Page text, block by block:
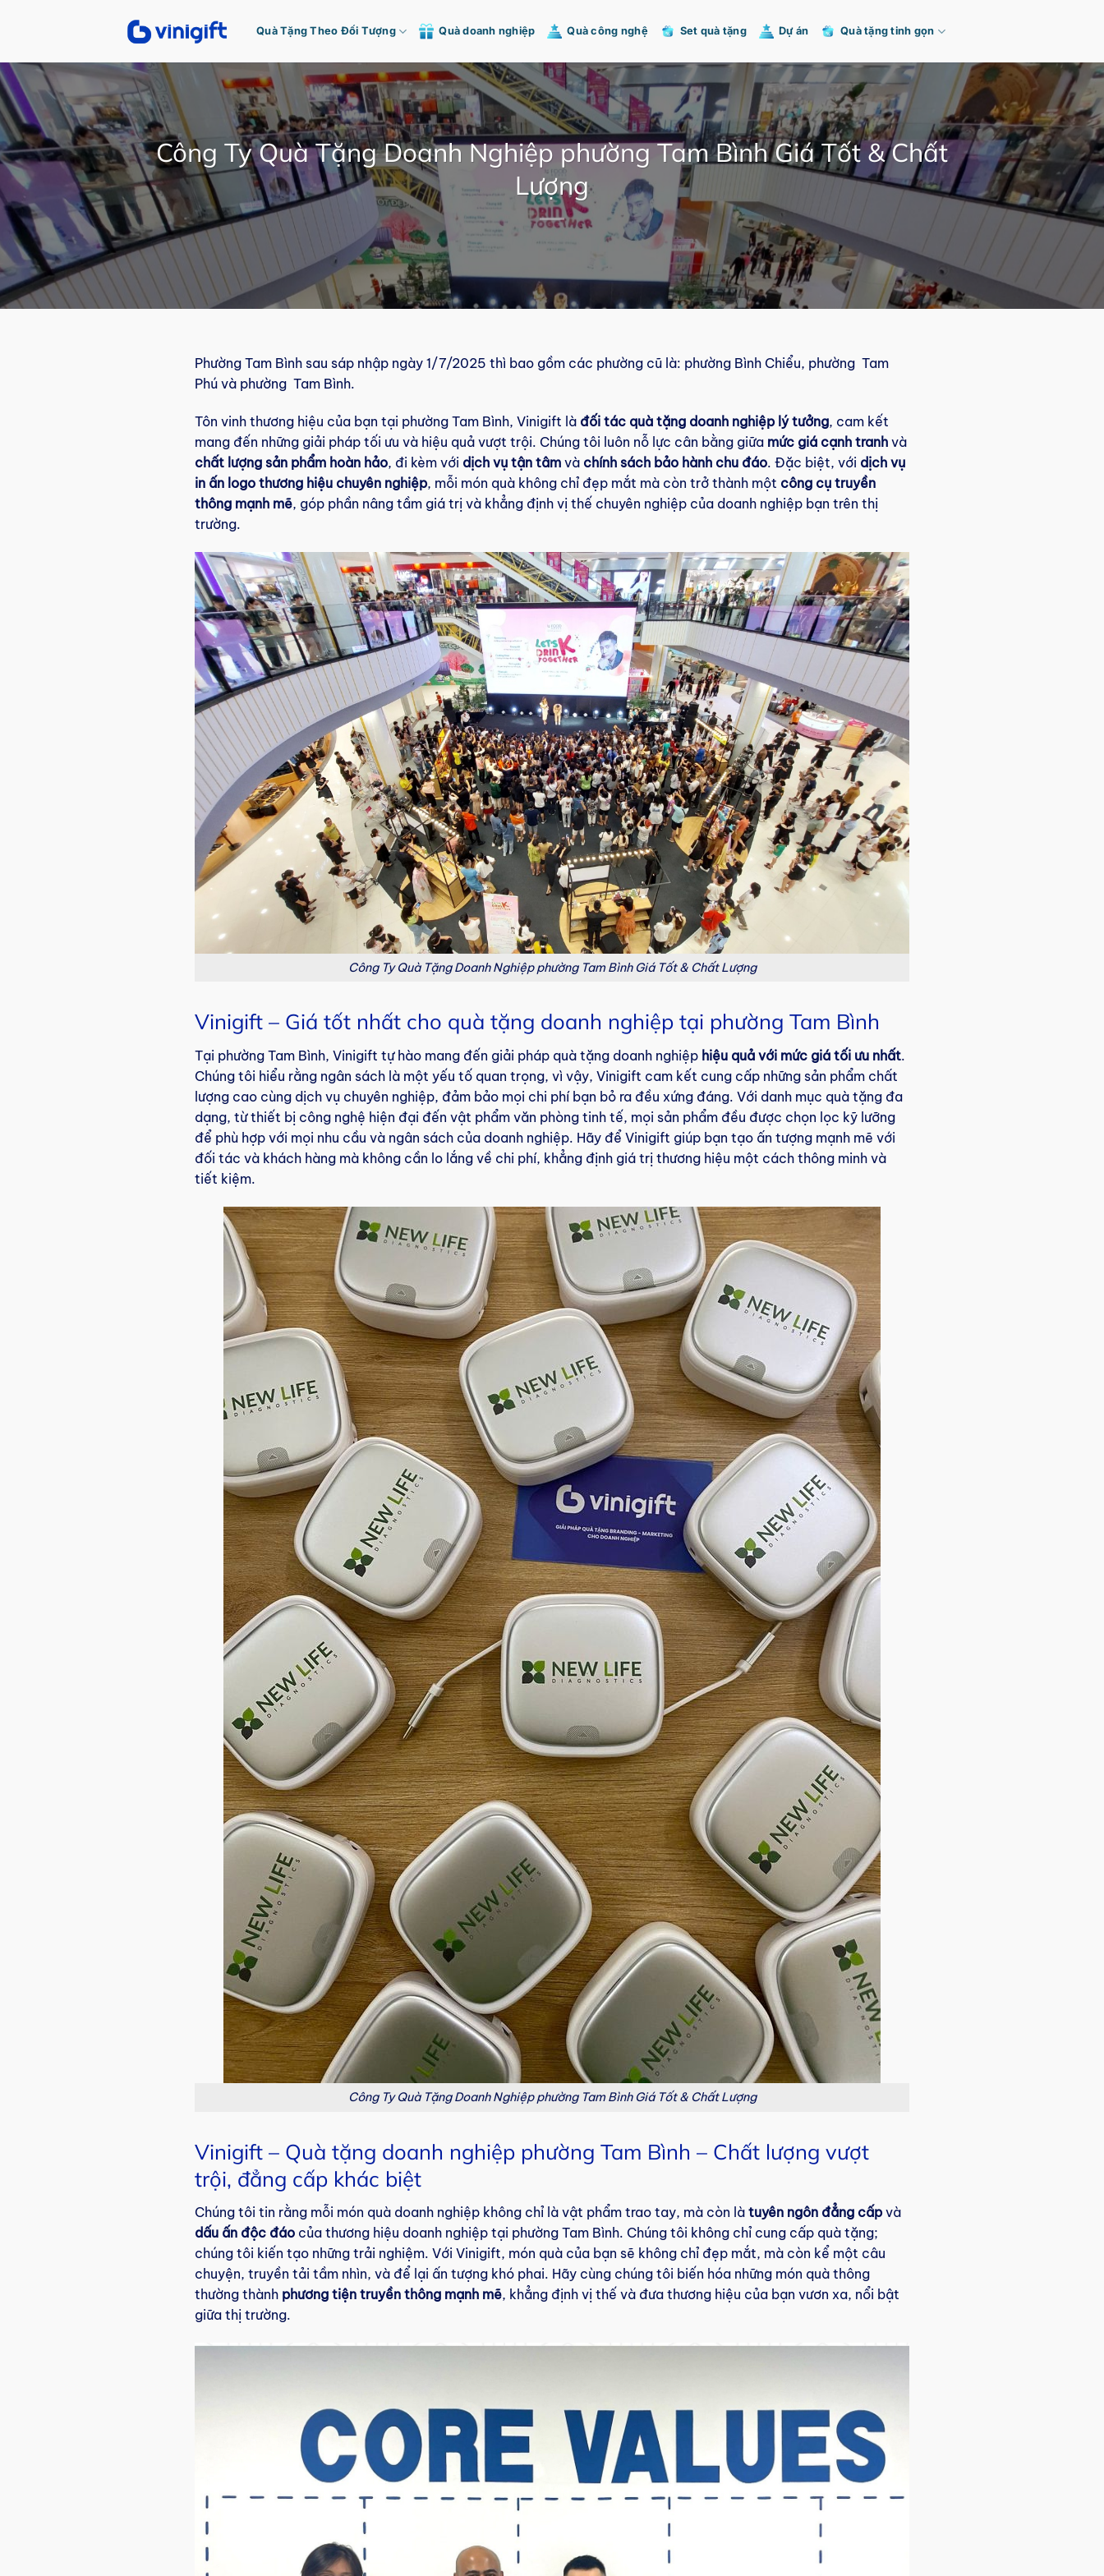
dung
Quà Tặng Theo Đối Tượng Quà doanh nghiệp Quà công nghệ Set quà tặng Dự án Quà tặng tinh gọn
Công Ty Quà Tặng Doanh Nghiệp phường Tam Bình Giá Tốt & Chất
Lượng
Phường Tam Bình sau sáp nhập ngày 1/7/2025 thì bao gồm các phường cũ là: phường Bình Chiểu, phường Tam
Phú và phường Tam Bình.
Tôn vinh thương hiệu của bạn tại phường Tam Bình, Vinigift là đối tác quà tặng doanh nghiệp lý tưởng, cam kết
mang đến những giải pháp tối ưu và hiệu quả vượt trội. Chúng tôi luôn nỗ lực cân bằng giữa mức giá cạnh tranh và
chất lượng sản phẩm hoàn hảo, đi kèm với dịch vụ tận tâm và chính sách bảo hành chu đáo. Đặc biệt, với dịch vụ
in ấn logo thương hiệu chuyên nghiệp, mỗi món quà không chỉ đẹp mắt mà còn trở thành một công cụ truyền
thông mạnh mẽ, góp phần nâng tầm giá trị và khẳng định vị thế chuyên nghiệp của doanh nghiệp bạn trên thị
trường.
Công Ty Quà Tặng Doanh Nghiệp phường Tam Bình Giá Tốt & Chất Lượng
Vinigift – Giá tốt nhất cho quà tặng doanh nghiệp tại phường Tam Bình
Tại phường Tam Bình, Vinigift tự hào mang đến giải pháp quà tặng doanh nghiệp hiệu quả với mức giá tối ưu nhất.
Chúng tôi hiểu rằng ngân sách là một yếu tố quan trọng, vì vậy, Vinigift cam kết cung cấp những sản phẩm chất
lượng cao cùng dịch vụ chuyên nghiệp, đảm bảo mọi chi phí bạn bỏ ra đều xứng đáng. Với danh mục quà tặng đa
dạng, từ thiết bị công nghệ hiện đại đến vật phẩm văn phòng tinh tế, mọi sản phẩm đều được chọn lọc kỹ lưỡng
để phù hợp với mọi nhu cầu và ngân sách của doanh nghiệp. Hãy để Vinigift giúp bạn tạo ấn tượng mạnh mẽ với
đối tác và khách hàng mà không cần lo lắng về chi phí, khẳng định giá trị thương hiệu một cách thông minh và
tiết kiệm.
Công Ty Quà Tặng Doanh Nghiệp phường Tam Bình Giá Tốt & Chất Lượng
Vinigift – Quà tặng doanh nghiệp phường Tam Bình – Chất lượng vượt
trội, đẳng cấp khác biệt
Chúng tôi tin rằng mỗi món quà doanh nghiệp không chỉ là vật phẩm trao tay, mà còn là tuyên ngôn đẳng cấpvà
dấu ấn độc đáo của thương hiệu doanh nghiệp tại phường Tam Bình. Chúng tôi không chỉ cung cấp quà tặng;
chúng tôi kiến tạo những trải nghiệm. Với Vinigift, món quà của bạn sẽ không chỉ đẹp mắt, mà còn kể một câu
chuyện, truyền tải tầm nhìn, và để lại ấn tượng khó phai. Hãy cùng chúng tôi biến hóa những món quà thông
thường thành phương tiện truyền thông mạnh mẽ, khẳng định vị thế và đưa thương hiệu của bạn vươn xa, nổi bật
giữa thị trường.